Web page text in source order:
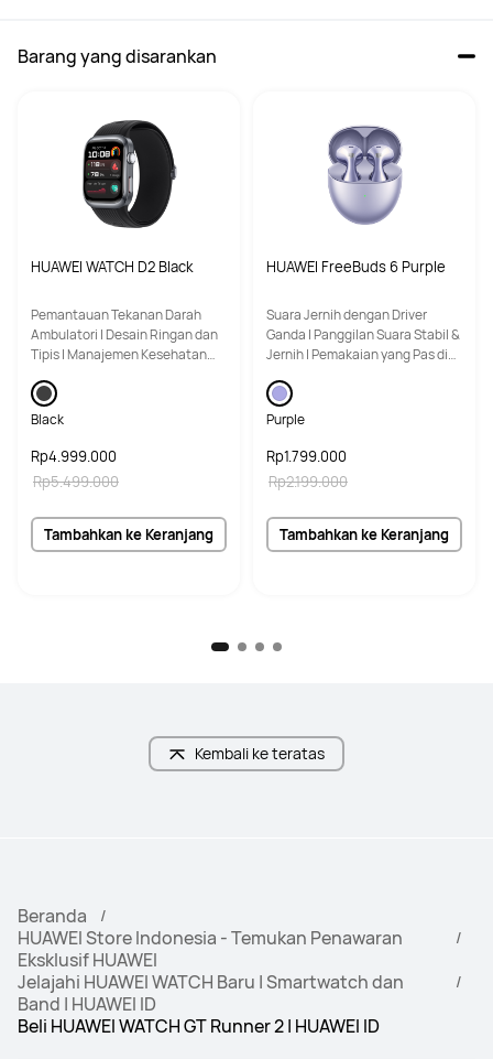
Barang yang disarankan
HUAWEI WATCH D2 Black
Pemantauan Tekanan Darah
Ambulatori | Desain Ringan dan
Tipis | Manajemen Kesehatan
Black
Rp4.999.000
Rp5.499.000
Tambahkan ke Keranjang
HUAWEI FreeBuds 6 Purple
Suara Jernih dengan Driver
Ganda | Panggilan Suara Stabil &
Jernih | Pemakaian yang Pas di
Purple
Rp1.799.000
Rp2.199.000
Tambahkan ke Keranjang
Kembali ke teratas
Beranda
HUAWEI Store Indonesia - Temukan Penawaran
Eksklusif HUAWEI
Jelajahi HUAWEI WATCH Baru | Smartwatch dan
Band | HUAWEI ID
Beli HUAWEI WATCH GT Runner 2 | HUAWEI ID